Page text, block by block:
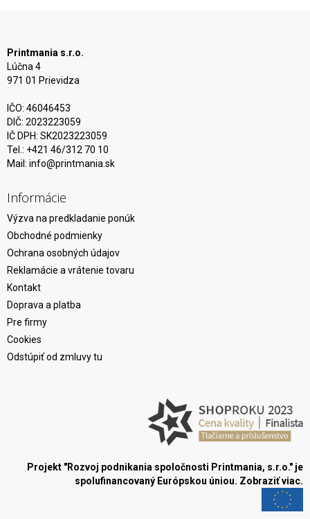
Printmania s.r.o.
Lúčna 4
971 01 Prievidza
IČO: 46046453
DIČ: 2023223059
IČ DPH: SK2023223059
Tel.: +421 46/312 70 10
Mail: info@printmania.sk
Informácie
Výzva na predkladanie ponúk
Obchodné podmienky
Ochrana osobných údajov
Reklamácie a vrátenie tovaru
Kontakt
Doprava a platba
Pre firmy
Cookies
Odstúpiť od zmluvy tu
Projekt "Rozvoj podnikania spoločnosti Printmania, s.r.o." je
spolufinancovaný Európskou úniou. Zobraziť viac.